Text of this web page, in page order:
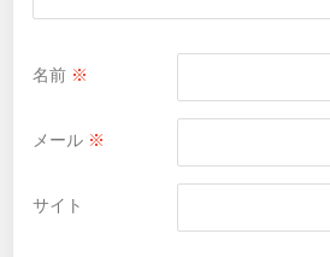
名前 ※
メール ※
サイト